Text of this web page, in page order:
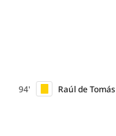
94' Raúl de Tomás